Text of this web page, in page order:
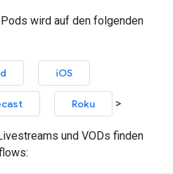
wird auf den folgenden
iOS
Roku >
und VODs finden